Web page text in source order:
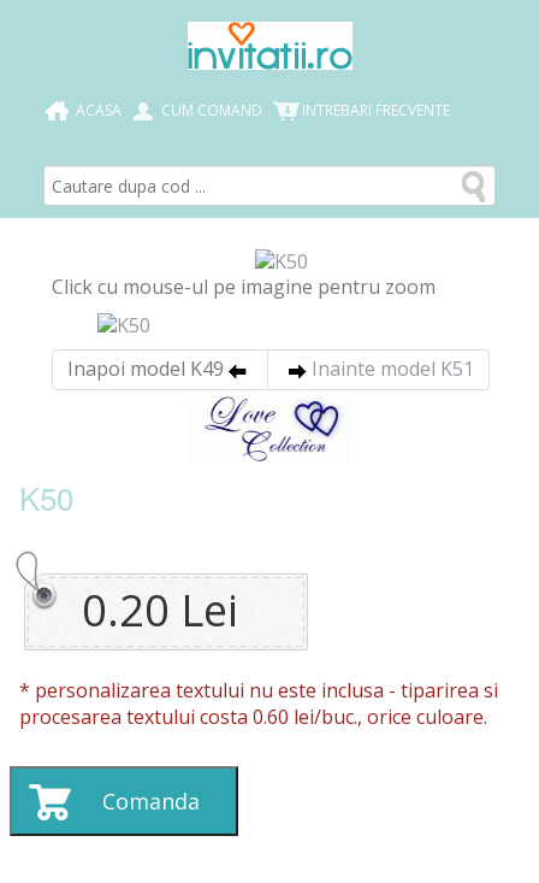
ACASA CUM COMAND INTREBARI FRECVENTE
Click cu mouse-ul pe imagine pentru zoom
Inapoi model K49 Inainte model K51
K50
0.20 Lei
* personalizarea textului nu este inclusa - tiparirea si
procesarea textului costa 0.60 lei/buc., orice culoare.